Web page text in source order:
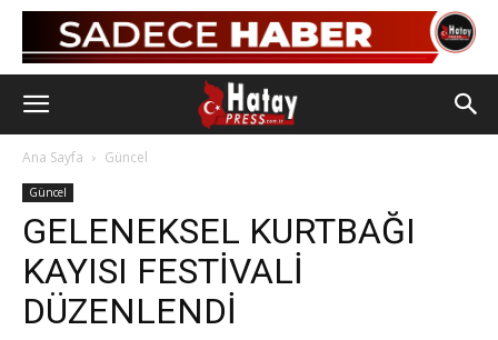
Ana Sayfa Güncel
Güncel
GELENEKSEL KURTBAĞI
KAYISI FESTİVALİ
DÜZENLENDİ